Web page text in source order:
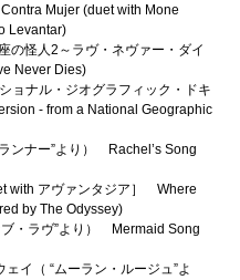
Mujer (duet with Mone
Levantar)
の怪人2～ラヴ・ネヴァー・ダイ
Never Dies)
ョナル・ジオグラフィック・ドキ
- from a National Geographic
ンナー”より） Rachel’s Song
with アヴァンタジア］ Where
by The Odyssey)
ブ・ラヴ”より） Mermaid Song
イ（ “ムーラン・ルージュ”よ